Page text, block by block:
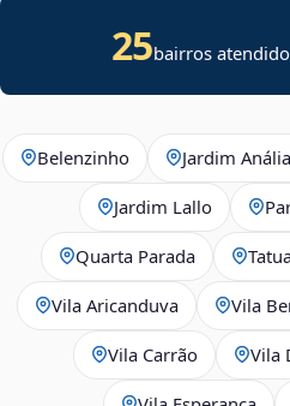
25bairros
Belenzinho Jardim
Jardim Lallo
Quarta Parada
Vila Aricanduva Vila
Vila Carrão Vila